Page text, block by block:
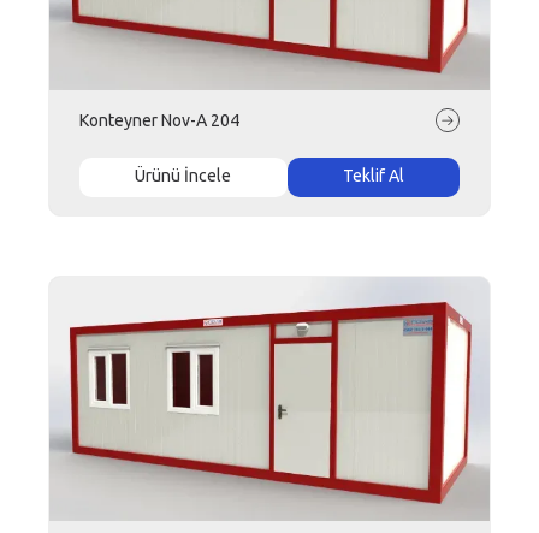
Konteyner Nov-A 204
Ürünü İncele Teklif Al